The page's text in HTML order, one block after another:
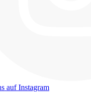
auf Instagram